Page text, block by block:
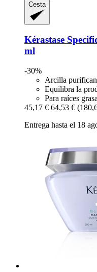
Cesta
Kérastase
ml
-30%
Arcilla
Equilibra la
Para raíces
45,17 € 64,53 €
Entrega hasta el 18